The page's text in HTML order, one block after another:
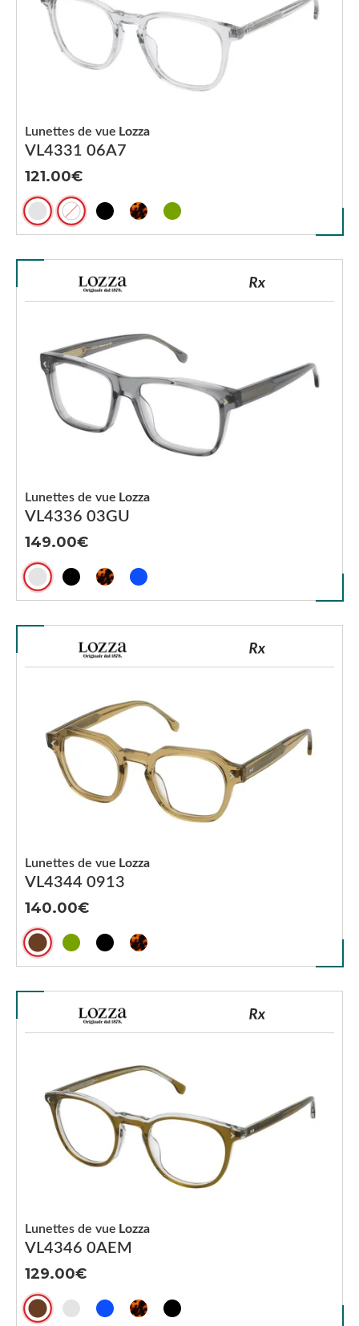
VL4331 06A7
Lunettes de vue Lozza
121.00
VL4336 03GU
Lunettes de vue Lozza
149.00
VL4344 0913
Lunettes de vue Lozza
140.00
VL4346 0AEM
Lunettes de vue Lozza
129.00